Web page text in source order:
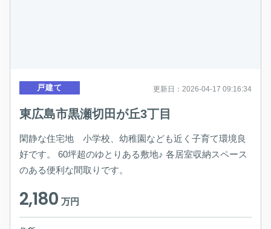
戸建て 更新日：2026-04-17 09:16:34
東広島市黒瀬切田が丘3丁目
閑静な住宅地 小学校、幼稚園なども近く子育て環境良
好です。 60坪超のゆとりある敷地♪ 各居室収納スペース
のある便利な間取りです。
2,180万円